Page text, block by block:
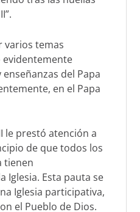
varios temas
evidentemente
del Papa
en el Papa
le prestó atención a
de que todos los
tienen
Iglesia. Esta pauta se
Iglesia participativa,
el Pueblo de Dios.